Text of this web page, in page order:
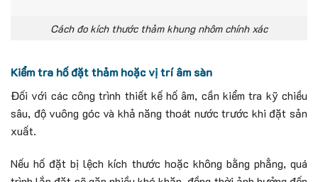
Cách đo kích thước thảm khung nhôm chính xác
Kiểm tra hố đặt thảm hoặc vị trí âm sàn
Đối với các công trình thiết kế hố âm, cần kiểm tra kỹ chiều
sâu, độ vuông góc và khả năng thoát nước trước khi đặt sản
xuất.
Nếu hố đặt bị lệch kích thước hoặc không bằng phẳng, quá